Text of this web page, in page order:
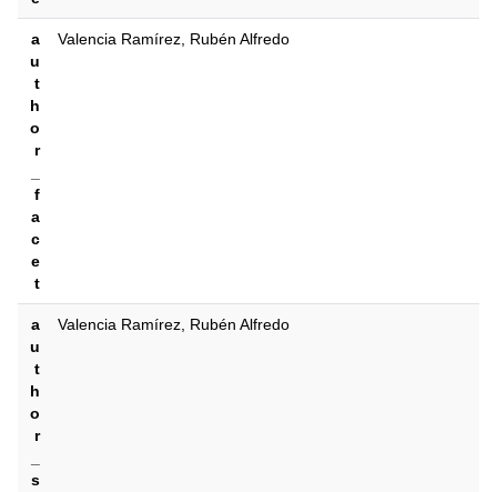
a
u
t
h
o
r
f
a
c
e
t
Valencia Ramírez, Rubén Alfredo
a
u
t
h
o
r
s
Valencia Ramírez, Rubén Alfredo